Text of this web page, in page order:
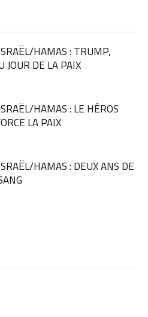
HAMAS : TRUMP,
JOUR DE LA PAIX
HAMAS : LE HÉROS
LA PAIX
HAMAS : DEUX ANS DE